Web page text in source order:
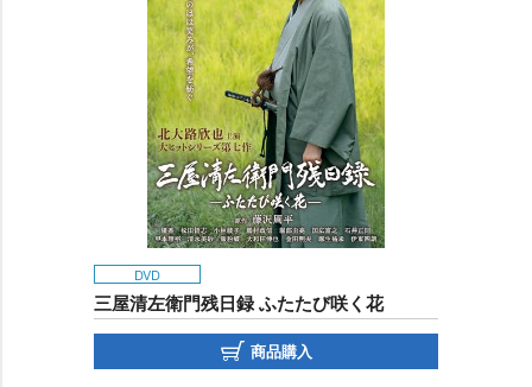
DVD
三屋清左衛門残日録 ふたたび咲く花
商品購入